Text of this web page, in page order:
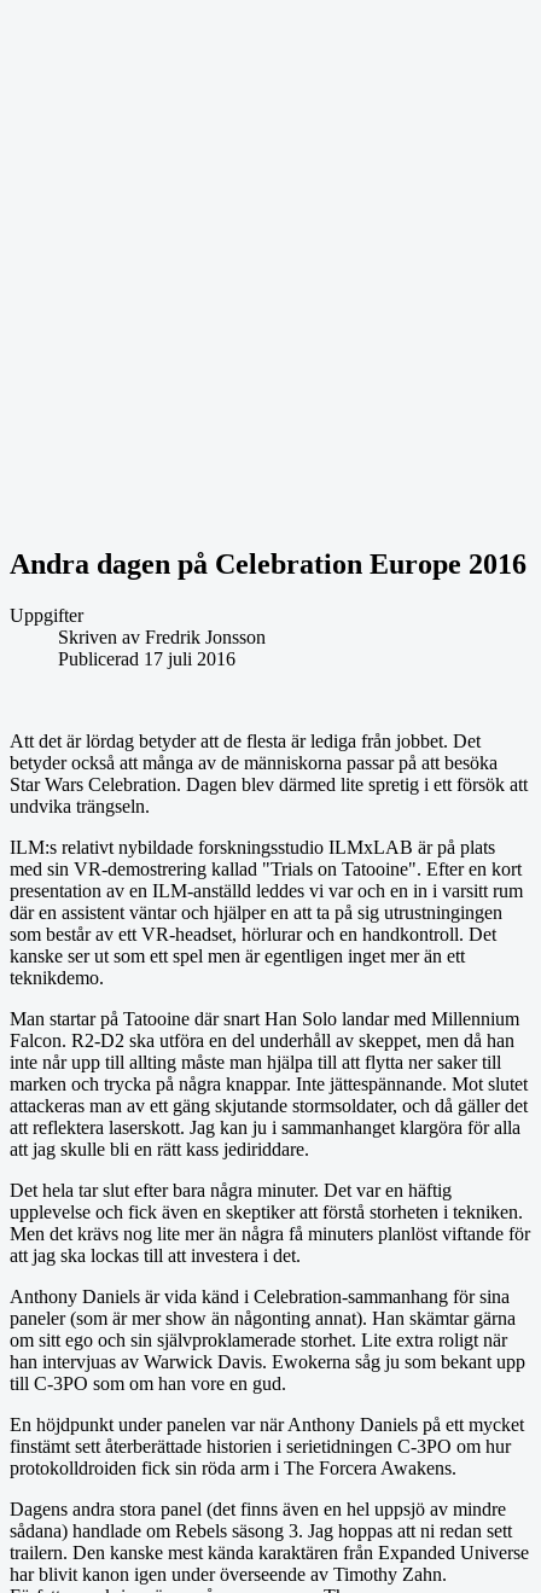
Andra dagen på Celebration Europe 2016
Uppgifter
Skriven av Fredrik Jonsson
Publicerad 17 juli 2016
Att det är lördag betyder att de flesta är lediga från jobbet. Det
betyder också att många av de människorna passar på att besöka
Star Wars Celebration. Dagen blev därmed lite spretig i ett försök att
undvika trängseln.
ILM:s relativt nybildade forskningsstudio ILMxLAB är på plats
med sin VR-demostrering kallad "Trials on Tatooine". Efter en kort
presentation av en ILM-anställd leddes vi var och en in i varsitt rum
där en assistent väntar och hjälper en att ta på sig utrustningingen
som består av ett VR-headset, hörlurar och en handkontroll. Det
kanske ser ut som ett spel men är egentligen inget mer än ett
teknikdemo.
Man startar på Tatooine där snart Han Solo landar med Millennium
Falcon. R2-D2 ska utföra en del underhåll av skeppet, men då han
inte når upp till allting måste man hjälpa till att flytta ner saker till
marken och trycka på några knappar. Inte jättespännande. Mot slutet
attackeras man av ett gäng skjutande stormsoldater, och då gäller det
att reflektera laserskott. Jag kan ju i sammanhanget klargöra för alla
att jag skulle bli en rätt kass jediriddare.
Det hela tar slut efter bara några minuter. Det var en häftig
upplevelse och fick även en skeptiker att förstå storheten i tekniken.
Men det krävs nog lite mer än några få minuters planlöst viftande för
att jag ska lockas till att investera i det.
Anthony Daniels är vida känd i Celebration-sammanhang för sina
paneler (som är mer show än någonting annat). Han skämtar gärna
om sitt ego och sin självproklamerade storhet. Lite extra roligt när
han intervjuas av Warwick Davis. Ewokerna såg ju som bekant upp
till C-3PO som om han vore en gud.
En höjdpunkt under panelen var när Anthony Daniels på ett mycket
finstämt sett återberättade historien i serietidningen C-3PO om hur
protokolldroiden fick sin röda arm i The Forcera Awakens.
Dagens andra stora panel (det finns även en hel uppsjö av mindre
sådana) handlade om Rebels säsong 3. Jag hoppas att ni redan sett
trailern. Den kanske mest kända karaktären från Expanded Universe
har blivit kanon igen under överseende av Timothy Zahn.